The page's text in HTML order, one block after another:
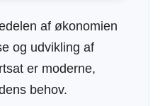
af økonomien
og udvikling af
er moderne,
behov.